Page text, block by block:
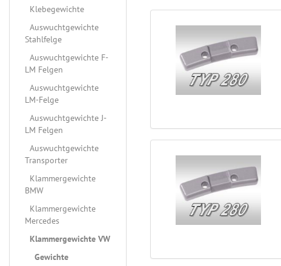
Klebegewichte
Auswuchtgewichte
Stahlfelge
Auswuchtgewichte F-
LM Felgen
Auswuchtgewichte
LM-Felge
Auswuchtgewichte J-
LM Felgen
Auswuchtgewichte
Transporter
Klammergewichte
BMW
Klammergewichte
Mercedes
Klammergewichte VW
Gewichte